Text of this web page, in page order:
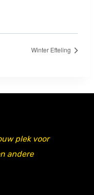
Winter Efteling
plek voor
andere